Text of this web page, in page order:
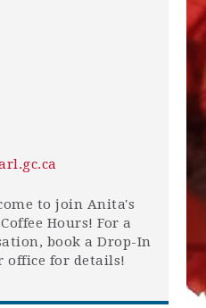
to join Anita's
Hours! For a
book a Drop-In
office for details!